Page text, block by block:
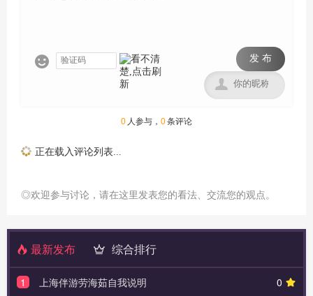
 发 布

0 人参与， 0条评论
正在载入评论列表...
◎欢迎参与讨论，请在这里发表您的看法、交流您的观点。
最新发布 综合排行
0
1
上海伴游劳海茹自我说明